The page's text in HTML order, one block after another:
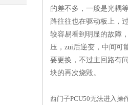
的差不多，一般是光耦
路往往也在驱动板上，
较容易看到明显的故障
压，zui后逆变，中间可
要更换，不过主回路有
块的再次烧毁。
西门子PCU50无法进入操